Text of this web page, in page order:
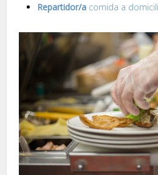
Repartidor/a comida a